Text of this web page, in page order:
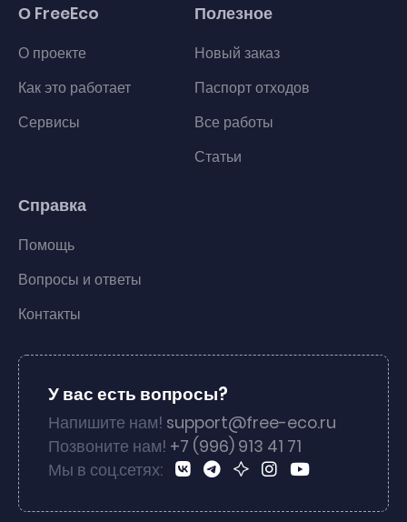
О FreeEco
О проекте
Как это работает
Сервисы
Полезное
Новый заказ
Паспорт отходов
Все работы
Статьи
Справка
Помощь
Вопросы и ответы
Контакты
У вас есть вопросы?
Напишите нам! support@free-eco.ru
Позвоните нам! +7 (996) 913 41 71
Мы в соц.сетях: